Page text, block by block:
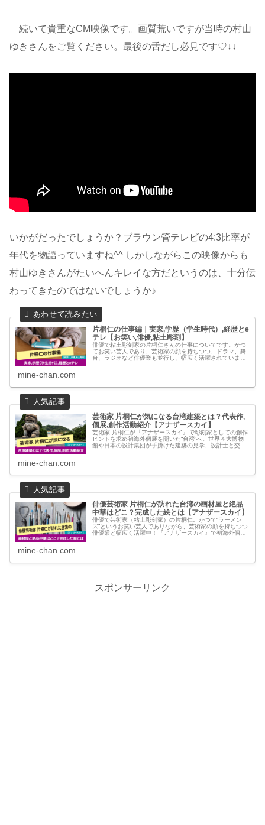
続いて貴重なCM映像です。画質荒いですが当時の村山
ゆきさんをご覧ください。最後の舌だし必見です♡↓↓
いかがだったでしょうか？ブラウン管テレビの4:3比率が
年代を物語っていますね^^ しかしながらこの映像からも
村山ゆきさんがたいへんキレイな方だというのは、十分伝
わってきたのではないでしょうか♪
片桐仁の仕事編｜実家,学歴（学生時代）,経歴とe
テレ【お笑い,俳優,粘土彫刻】
俳優で粘土彫刻家の片桐仁さんの仕事についてです。かつ
てお笑い芸人であり、芸術家の顔を持ちつつ、ドラマ、舞
台、ラジオなど俳優業も並行し、幅広く活躍されています
mine-chan.com
芸術家 片桐仁が気になる台湾建築とは？代表作,
個展,創作活動紹介【アナザースカイ】
芸術家 片桐仁が『アナザースカイ』で彫刻家としての創作
ヒントを求め初海外個展を開いた“台湾”へ。世界４大博物
館や日本の設計集団が手掛けた建築の見学、設計士と交わ
mine-chan.com
俳優芸術家 片桐仁が訪れた台湾の画材屋と絶品
中華はどこ？完成した絵とは【アナザースカイ】
俳優で芸術家（粘土彫刻家）の片桐仁。かつて“ラーメン
ズ”というお笑い芸人でありながら、芸術家の顔を持ちつつ
俳優業と幅広く活躍中！『アナザースカイ』で初海外個展
mine-chan.com
スポンサーリンク